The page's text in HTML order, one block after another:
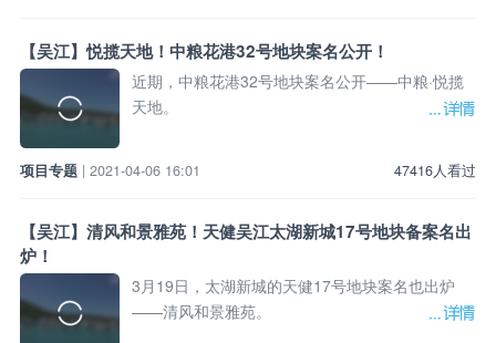
【吴江】悦揽天地！中粮花港32号地块案名公开！
近期，中粮花港32号地块案名公开——中粮·悦揽
天地。
47416人看过
项目专题 | 2021-04-06 16:01
【吴江】清风和景雅苑！天健吴江太湖新城17号地块备案名出
炉！
3月19日，太湖新城的天健17号地块案名也出炉
——清风和景雅苑。